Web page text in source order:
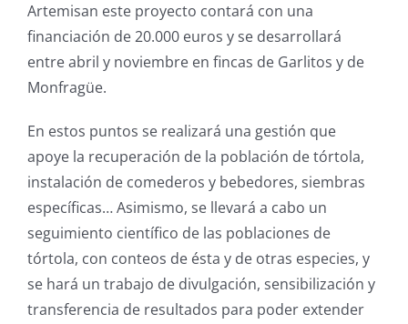
Artemisan este proyecto contará con una
financiación de 20.000 euros y se desarrollará
entre abril y noviembre en fincas de Garlitos y de
Monfragüe.
En estos puntos se realizará una gestión que
apoye la recuperación de la población de tórtola,
instalación de comederos y bebedores, siembras
específicas… Asimismo, se llevará a cabo un
seguimiento científico de las poblaciones de
tórtola, con conteos de ésta y de otras especies, y
se hará un trabajo de divulgación, sensibilización y
transferencia de resultados para poder extender